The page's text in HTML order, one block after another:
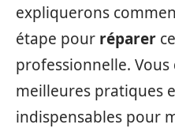
expliquerons
étape pour réparer
professionnelle.
meilleures pratiques
indispensables pour